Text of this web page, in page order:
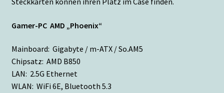
Gamer-PC AMD „Phoenix“
Mainboard: Gigabyte / m-ATX / So.AM5
Chipsatz: AMD B850
LAN: 2.5G Ethernet
WLAN: WiFi 6E, Bluetooth 5.3